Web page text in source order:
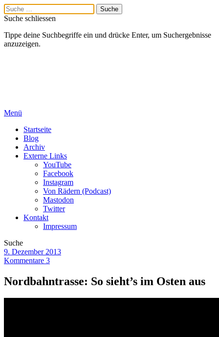
Suche schliessen
Tippe deine Suchbegriffe ein und drücke Enter, um Suchergebnisse
anzuzeigen.
Menü
Startseite
Blog
Archiv
Externe Links
YouTube
Facebook
Instagram
Von Rädern (Podcast)
Mastodon
Twitter
Kontakt
Impressum
Suche
9. Dezember 2013
Kommentare 3
Nordbahntrasse: So sieht’s im Osten aus